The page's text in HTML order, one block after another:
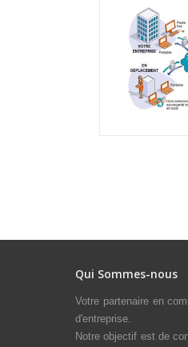
Qui Sommes-nous
Votre partenaire en
d'entreprise.
Notre objectif est de